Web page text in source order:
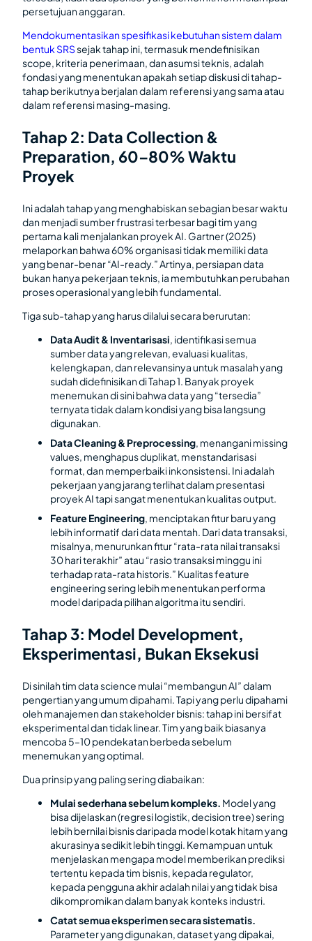
persetujuan anggaran.
Mendokumentasikan spesifikasi kebutuhan sistem dalam
bentuk SRSsejak tahap ini, termasuk mendefinisikan
scope, kriteria penerimaan, dan asumsi teknis, adalah
fondasi yang menentukan apakah setiap diskusi di tahap-
tahap berikutnya berjalan dalam referensi yang sama atau
dalam referensi masing-masing.
Tahap 2: Data Collection &
Preparation, 60–80% Waktu
Proyek
Ini adalah tahap yang menghabiskan sebagian besar waktu
dan menjadi sumber frustrasi terbesar bagi tim yang
pertama kali menjalankan proyek AI. Gartner (2025)
melaporkan bahwa 60% organisasi tidak memiliki data
yang benar-benar “AI-ready.” Artinya, persiapan data
bukan hanya pekerjaan teknis, ia membutuhkan perubahan
proses operasional yang lebih fundamental.
Tiga sub-tahap yang harus dilalui secara berurutan:
Data Audit & Inventarisasi, identifikasi semua
sumber data yang relevan, evaluasi kualitas,
kelengkapan, dan relevansinya untuk masalah yang
sudah didefinisikan di Tahap 1. Banyak proyek
menemukan di sini bahwa data yang “tersedia”
ternyata tidak dalam kondisi yang bisa langsung
digunakan.
Data Cleaning & Preprocessing, menangani missing
values, menghapus duplikat, menstandarisasi
format, dan memperbaiki inkonsistensi. Ini adalah
pekerjaan yang jarang terlihat dalam presentasi
proyek AI tapi sangat menentukan kualitas output.
Feature Engineering, menciptakan fitur baru yang
lebih informatif dari data mentah. Dari data transaksi,
misalnya, menurunkan fitur “rata-rata nilai transaksi
30 hari terakhir” atau “rasio transaksi minggu ini
terhadap rata-rata historis.” Kualitas feature
engineering sering lebih menentukan performa
model daripada pilihan algoritma itu sendiri.
Tahap 3: Model Development,
Eksperimentasi, Bukan Eksekusi
Di sinilah tim data science mulai “membangun AI” dalam
pengertian yang umum dipahami. Tapi yang perlu dipahami
oleh manajemen dan stakeholder bisnis: tahap ini bersifat
eksperimental dan tidak linear. Tim yang baik biasanya
mencoba 5–10 pendekatan berbeda sebelum
menemukan yang optimal.
Dua prinsip yang paling sering diabaikan:
Mulai sederhana sebelum kompleks. Model yang
bisa dijelaskan (regresi logistik, decision tree) sering
lebih bernilai bisnis daripada model kotak hitam yang
akurasinya sedikit lebih tinggi. Kemampuan untuk
menjelaskan mengapa model memberikan prediksi
tertentu kepada tim bisnis, kepada regulator,
kepada pengguna akhir adalah nilai yang tidak bisa
dikompromikan dalam banyak konteks industri.
Catat semua eksperimen secara sistematis.
Parameter yang digunakan, dataset yang dipakai,